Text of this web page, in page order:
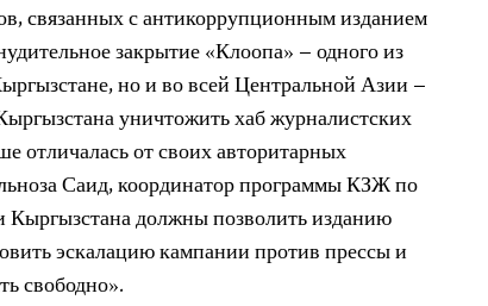
связанных с антикоррупционным изданием
закрытие «Клоопа» – одного из
но и во всей Центральной Азии –
уничтожить хаб журналистских
отличалась от своих авторитарных
Саид, координатор программы КЗЖ по
должны позволить изданию
эскалацию кампании против прессы и
свободно».